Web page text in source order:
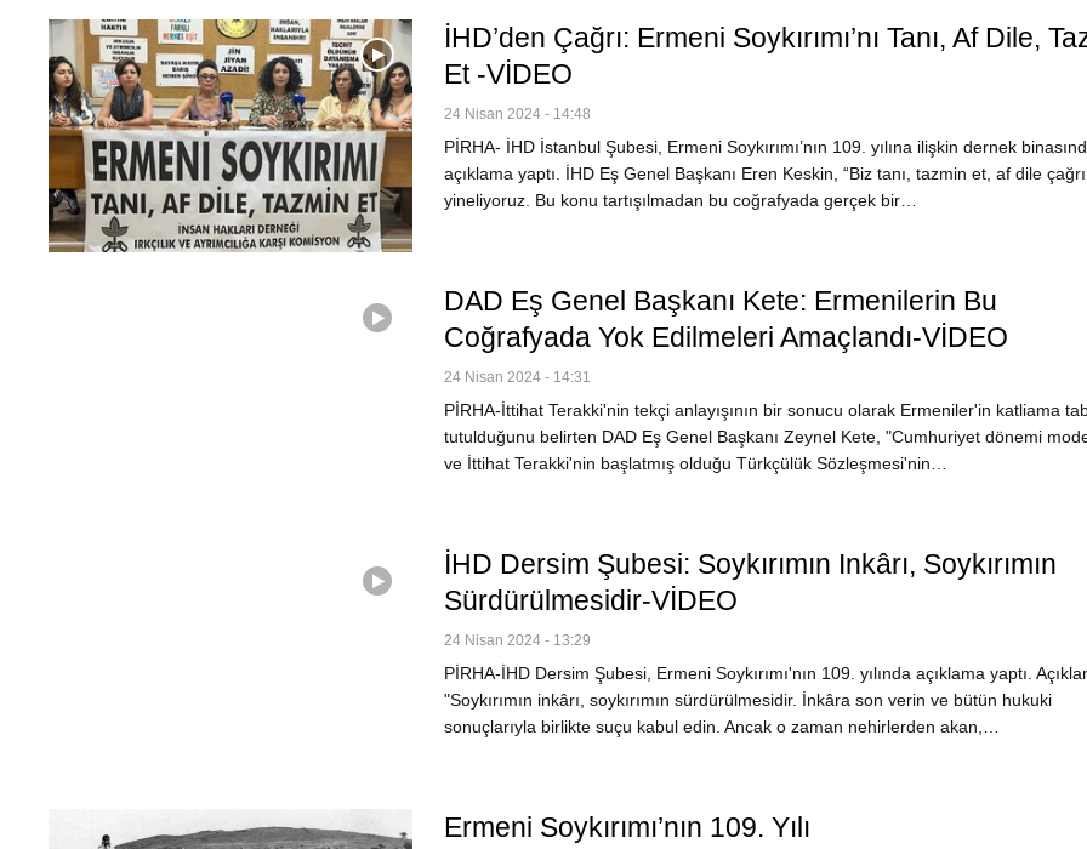
İHD’den Çağrı: Ermeni Soykırımı’nı Tanı, Af Dile,
Et -VİDEO
24 Nisan 2024 - 14:48
PİRHA- İHD İstanbul Şubesi, Ermeni Soykırımı’nın 109. yılına ilişkin dernek
açıklama yaptı. İHD Eş Genel Başkanı Eren Keskin, “Biz tanı, tazmin et, af dile
yineliyoruz. Bu konu tartışılmadan bu coğrafyada gerçek bir…
DAD Eş Genel Başkanı Kete: Ermenilerin Bu
Coğrafyada Yok Edilmeleri Amaçlandı-VİDEO
24 Nisan 2024 - 14:31
PİRHA-İttihat Terakki'nin tekçi anlayışının bir sonucu olarak Ermeniler'in katliama
tutulduğunu belirten DAD Eş Genel Başkanı Zeynel Kete, "Cumhuriyet dönemi
ve İttihat Terakki'nin başlatmış olduğu Türkçülük Sözleşmesi'nin…
İHD Dersim Şubesi: Soykırımın Inkârı, Soykırımın
Sürdürülmesidir-VİDEO
24 Nisan 2024 - 13:29
PİRHA-İHD Dersim Şubesi, Ermeni Soykırımı'nın 109. yılında açıklama yaptı.
"Soykırımın inkârı, soykırımın sürdürülmesidir. İnkâra son verin ve bütün hukuki
sonuçlarıyla birlikte suçu kabul edin. Ancak o zaman nehirlerden akan,…
Ermeni Soykırımı’nın 109. Yılı